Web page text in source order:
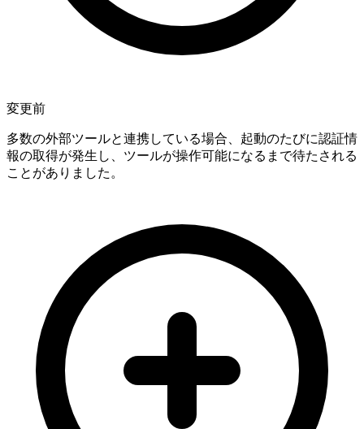
変更前
多数の外部ツールと連携している場合、起動のたびに認証情
報の取得が発生し、ツールが操作可能になるまで待たされる
ことがありました。